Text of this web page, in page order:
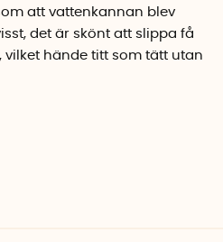
att vattenkannan blev
det är skönt att slippa få
hände titt som tätt utan